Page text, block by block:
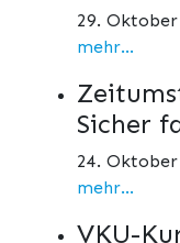
29. Oktober
mehr...
Sicher
24. Oktober
mehr...
VKU-